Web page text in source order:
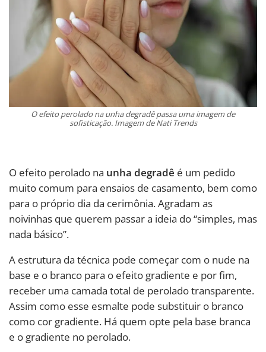
O efeito perolado na unha degradê passa uma imagem de
sofisticação. Imagem de Nati Trends
O efeito perolado na unha degradê é um pedido
muito comum para ensaios de casamento, bem como
para o próprio dia da cerimônia. Agradam as
noivinhas que querem passar a ideia do “simples, mas
nada básico”.
A estrutura da técnica pode começar com o nude na
base e o branco para o efeito gradiente e por fim,
receber uma camada total de perolado transparente.
Assim como esse esmalte pode substituir o branco
como cor gradiente. Há quem opte pela base branca
e o gradiente no perolado.